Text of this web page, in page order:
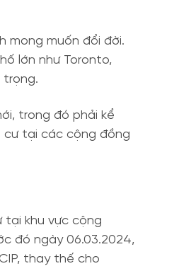
mong muốn đổi đời.
lớn như Toronto,
trọng.
trong đó phải kể
cư tại các cộng đồng
tại khu vực cộng
đó ngày 06.03.2024,
thay thế cho